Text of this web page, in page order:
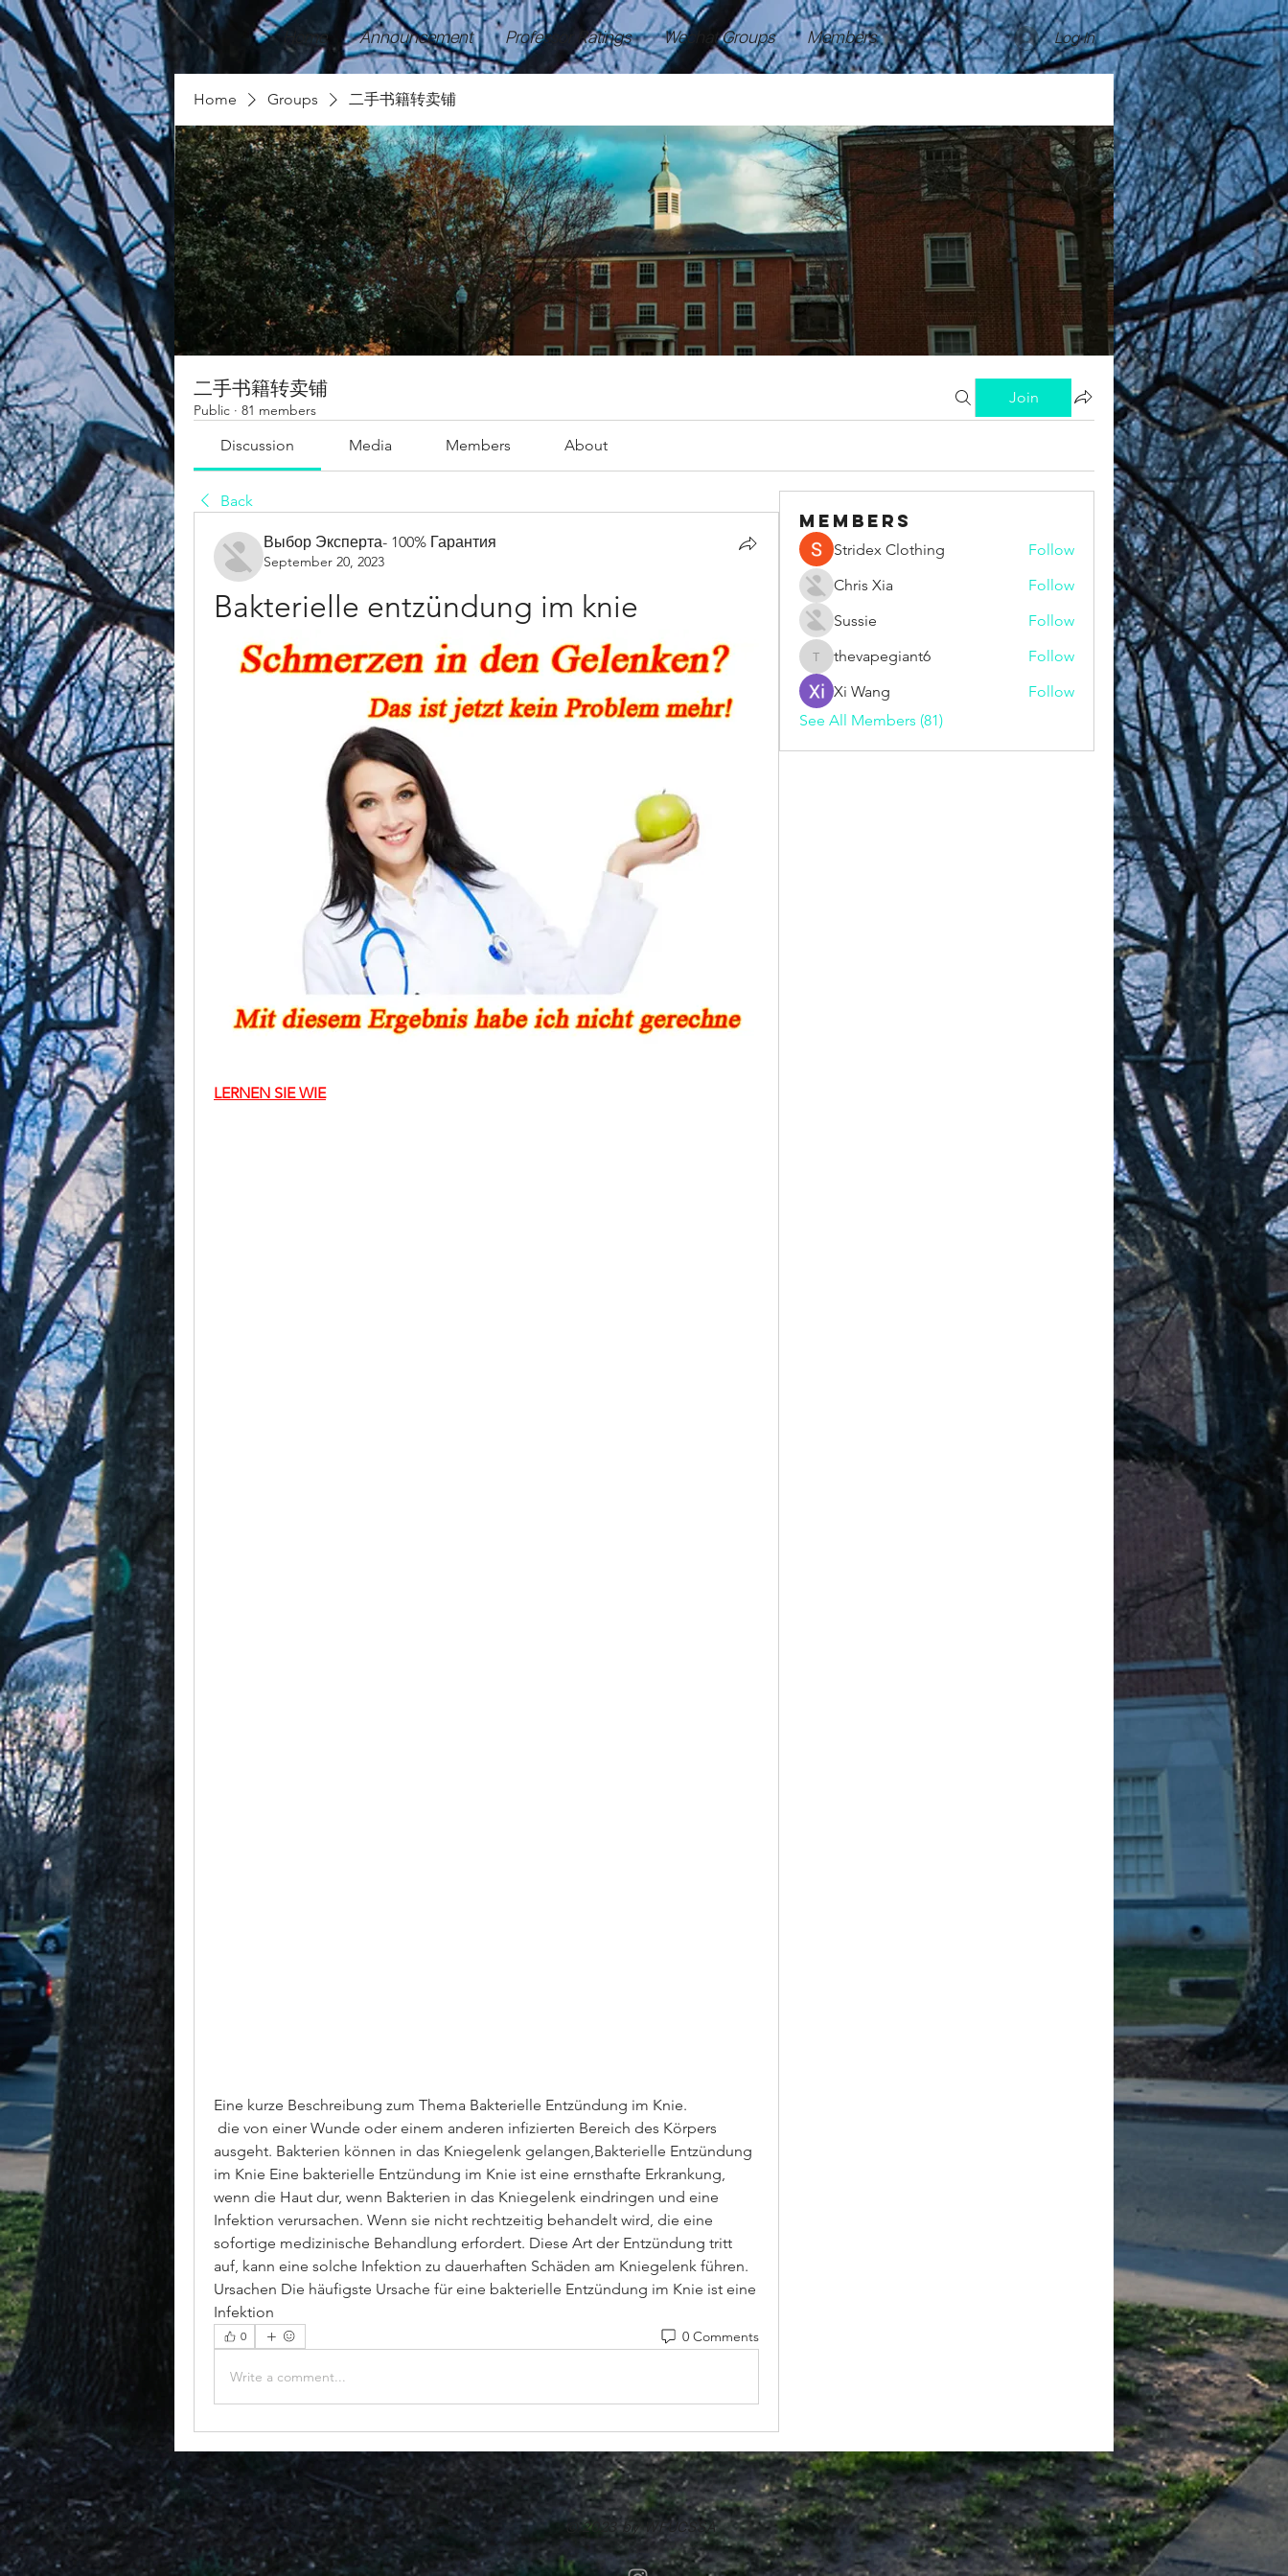
Home Announcement Professor Ratings Wechat Groups Members Log In
Home Groups 二手书籍转卖铺
二手书籍转卖铺
Public · 81 members
Join
Discussion Media Members About
Back
Выбор Эксперта- 100% Гарантия
September 20, 2023
Bakterielle entzündung im knie
LERNEN SIE WIE
Eine kurze Beschreibung zum Thema Bakterielle Entzündung im Knie.
ausgeht. Bakterien können in das Kniegelenk gelangen,Bakterielle Entzündung
im Knie Eine bakterielle Entzündung im Knie ist eine ernsthafte Erkrankung,
wenn die Haut dur, wenn Bakterien in das Kniegelenk eindringen und eine
Infektion verursachen. Wenn sie nicht rechtzeitig behandelt wird, die eine
sofortige medizinische Behandlung erfordert. Diese Art der Entzündung tritt
auf, kann eine solche Infektion zu dauerhaften Schäden am Kniegelenk führen.
Ursachen Die häufigste Ursache für eine bakterielle Entzündung im Knie ist eine
Infektion
0 0 Comments
Write a comment...
Members
Stridex Clothing
Follow
Chris Xia
Follow
Sussie
Follow
thevapegiant6
thevapegiant6
Follow
Xi Wang
Follow
See All Members (81)
© 2023 by WFUCSSA